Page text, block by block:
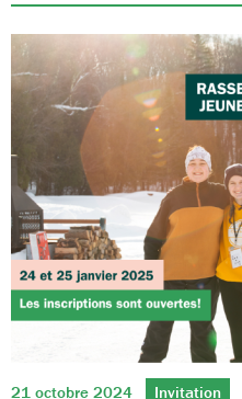
21 octobre 2024 Invitation